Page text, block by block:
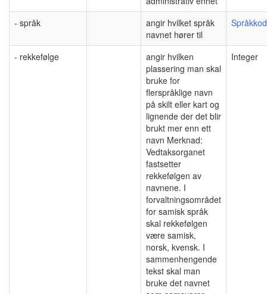
- språk
angir hvilket språk
navnet hører til
- rekkefølge
angir hvilken
plassering man skal
bruke for
flerspråklige navn
på skilt eller kart og
lignende der det blir
brukt mer enn ett
navn Merknad:
Vedtaksorganet
fastsetter
rekkefølgen av
navnene. I
forvaltningsområdet
for samisk språk
skal rekkefølgen
være samisk,
norsk, kvensk. I
sammenhengende
tekst skal man
bruke det navnet
Integer